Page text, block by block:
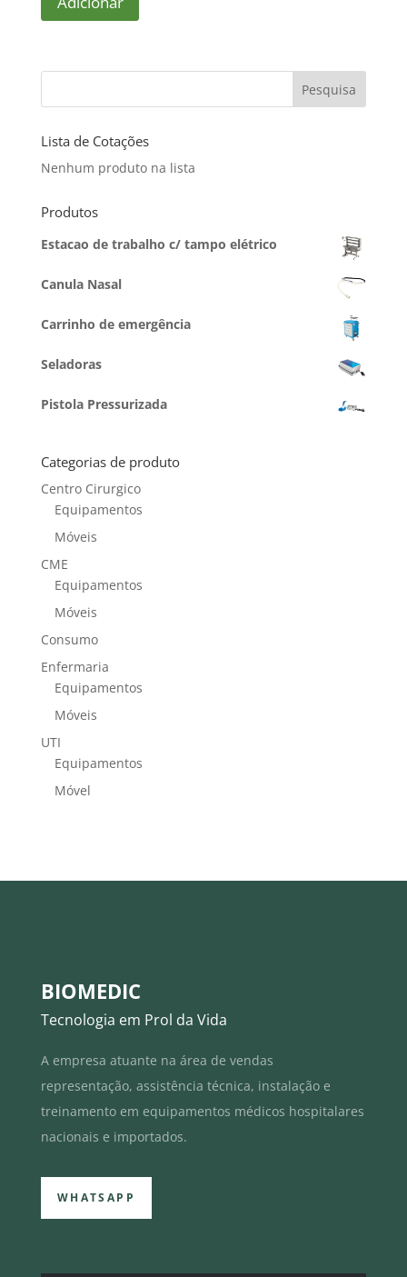
Pesquisa
Lista de Cotações
Nenhum produto na lista
Produtos
Estacao de trabalho c/ tampo elétrico
Canula Nasal
Carrinho de emergência
Seladoras
Pistola Pressurizada
Categorias de produto
Centro Cirurgico
Equipamentos
Móveis
CME
Equipamentos
Móveis
Consumo
Enfermaria
Equipamentos
Móveis
UTI
Equipamentos
Móvel
BIOMEDIC
Tecnologia em Prol da Vida
A empresa atuante na área de vendas
representação, assistência técnica, instalação e
treinamento em equipamentos médicos hospitalares
nacionais e importados.
WHATSAPP